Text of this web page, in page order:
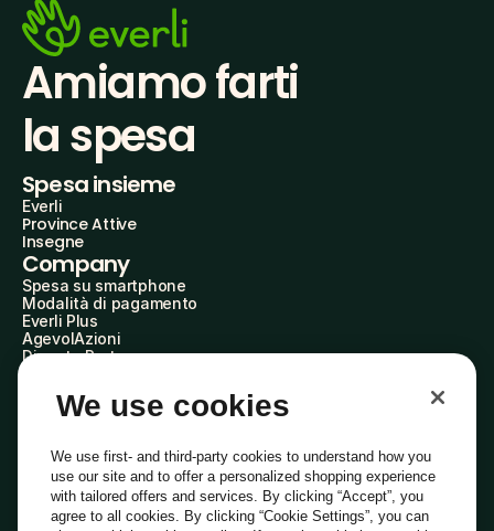
Amiamo farti
la spesa
Spesa insieme
Everli
Province Attive
Insegne
Company
Spesa su smartphone
Modalità di pagamento
Everli Plus
AgevolAzioni
Diventa Partner
Everli Shoppers
About Us
Everli News
Domande frequenti
Lavora con noi
Diventa Shopper
Investitori
We use cookies
We use first- and third-party cookies to understand how you
use our site and to offer a personalized shopping experience
with tailored offers and services. By clicking “Accept”, you
agree to all cookies. By clicking “Cookie Settings”, you can